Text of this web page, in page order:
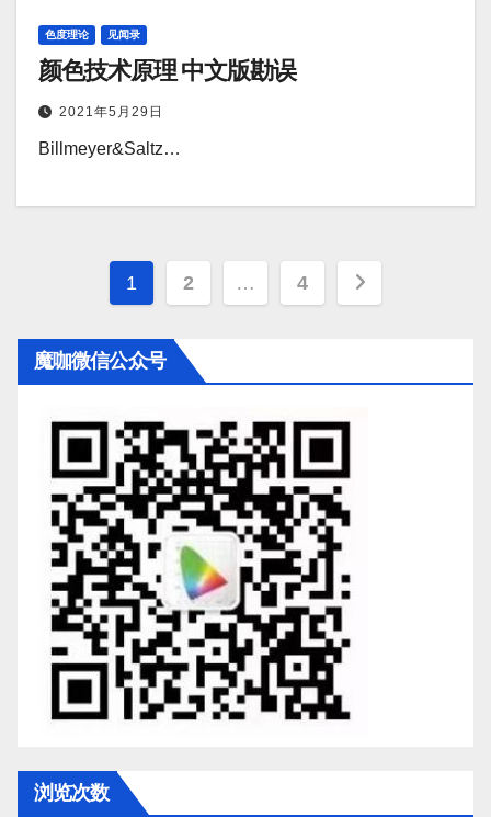
色度理论 见闻录
颜色技术原理 中文版勘误
2021年5月29日
Billmeyer&Saltz…
文
章
导
航
1 2 … 4
魔咖微信公众号
浏览次数